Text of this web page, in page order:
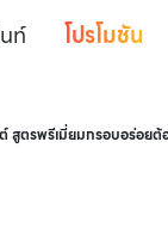
ท์ โปรโมชัน
สูตรพรีเมี่ยมกรอบอร่อยต้